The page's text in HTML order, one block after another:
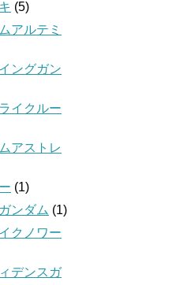
(5)
アルテミ
ングガン
イクルー
アストレ
(1)
ンダム (1)
クノワー
デンスガ